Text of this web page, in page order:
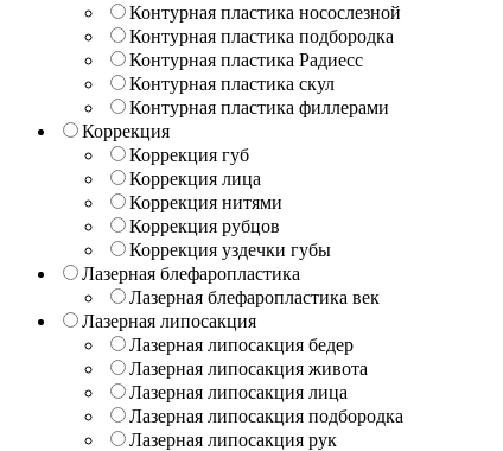
Контурная пластика носослезной
Контурная пластика подбородка
Контурная пластика Радиесс
Контурная пластика скул
Контурная пластика филлерами
Коррекция
Коррекция губ
Коррекция лица
Коррекция нитями
Коррекция рубцов
Коррекция уздечки губы
Лазерная блефаропластика
Лазерная блефаропластика век
Лазерная липосакция
Лазерная липосакция бедер
Лазерная липосакция живота
Лазерная липосакция лица
Лазерная липосакция подбородка
Лазерная липосакция рук